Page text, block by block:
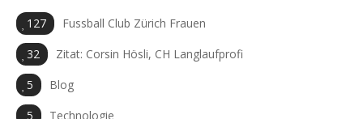
127
Fussball Club Zürich Frauen
32
Zitat: Corsin Hösli, CH Langlaufprofi
5
Blog
5
Technologie